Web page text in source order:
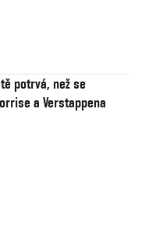
potrvá, než se
a Verstappena